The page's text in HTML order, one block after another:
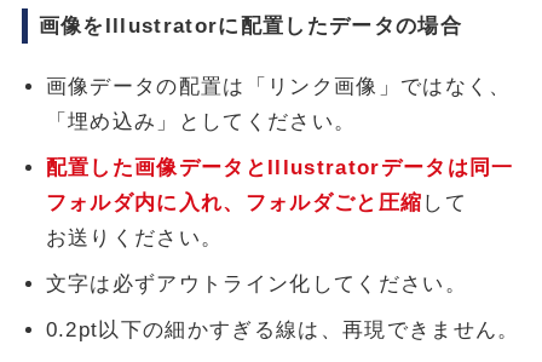
画像をIllustratorに配置したデータの場合
画像データの配置は「リンク画像」ではなく、
「埋め込み」としてください。
配置した画像データとIllustratorデータは同一
フォルダ内に入れ、フォルダごと圧縮 して
お送りください。
文字は必ずアウトライン化してください。
0.2pt以下の細かすぎる線は、再現できません。